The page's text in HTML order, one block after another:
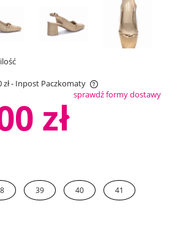
- Inpost Paczkomaty
kosztów płatnościsprawdź formy dostawy
zł
39 40 41